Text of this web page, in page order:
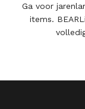
Ga voor
items.